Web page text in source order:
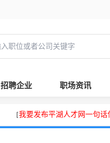
招聘企业 职场资讯
[我要发布平湖人才网一句话